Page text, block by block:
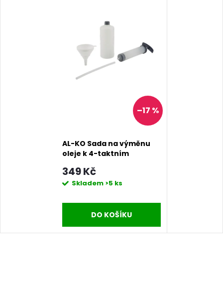
–17 %
AL-KO Sada na výměnu
oleje k 4-taktním
349 Kč
Skladem >5 ks
DO KOŠÍKU